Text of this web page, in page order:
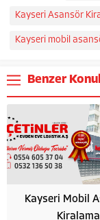
Kayseri Asansör
Kayseri mobil
Benzer
Kayseri Mobil
Kiralama